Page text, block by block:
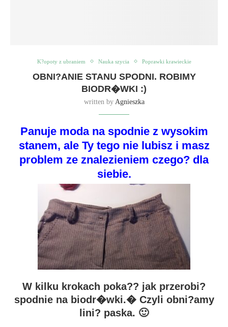
K?opoty z ubraniem Nauka szycia Poprawki krawieckie
OBNI?ANIE STANU SPODNI. ROBIMY
BIODR�WKI :)
written by Agnieszka
Panuje moda na spodnie z wysokim
stanem, ale Ty tego nie lubisz i masz
problem ze znalezieniem czego? dla
siebie.
W kilku krokach poka?? jak przerobi?
spodnie na biodr�wki.� Czyli obni?amy
lini? paska. 🙂